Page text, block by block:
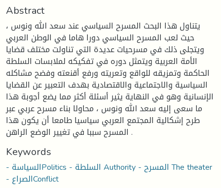
Abstract
يتناول هذا البحث المسرح السياسي عند سعد الله ونوس ،
حيث لعب المسرح السياسي دورا هاما في الوطن العربي
ويتجلى ذلك في مسرحيات عديدة التي تناولت مختلف قضايا
الأمة العربية ويتمثل دوره في تفكيكه لملابسات السلطة
الحاكمة وتمزيقه للواقع وتعريته ورفع أقنعته وفضح مشاكله
السياسية والاجتماعية والاقتصادية بهدف التعبير عن القضايا
الإنسانية وهو في النهاية يثير أسئلة أكثر مما يضع أجوبة هذا
ما سعى إليه سعد الله ونوس ، محاولا بناء مسرح عربي عبر
طرح إشكالية المجتمع العربي سياسيا طامعا أن يكون هذا
المسرح سببا في تغيير الوضع الراهن .
Keywords
- السياسةPolitics - السلطة Authority - المسرح The theater
- الصراعConflict